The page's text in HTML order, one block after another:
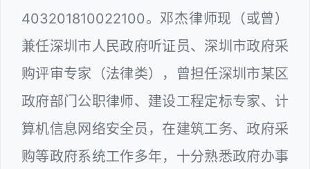
403201810022100。邓杰律师现（或曾）
兼任深圳市人民政府听证员、深圳市政府采
购评审专家（法律类），曾担任深圳市某区
政府部门公职律师、建设工程定标专家、计
算机信息网络安全员，在建筑工务、政府采
购等政府系统工作多年，十分熟悉政府办事